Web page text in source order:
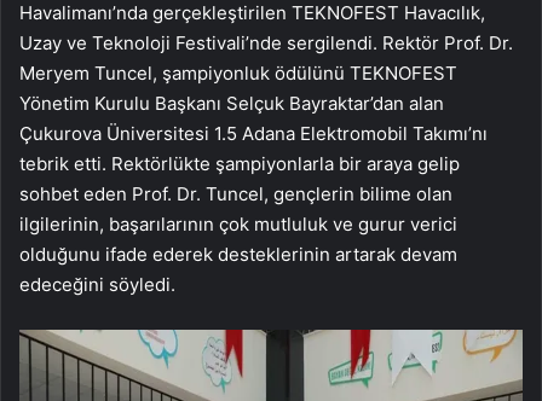
Havalimanı’nda gerçekleştirilen TEKNOFEST Havacılık,
Uzay ve Teknoloji Festivali’nde sergilendi. Rektör Prof. Dr.
Meryem Tuncel, şampiyonluk ödülünü TEKNOFEST
Yönetim Kurulu Başkanı Selçuk Bayraktar’dan alan
Çukurova Üniversitesi 1.5 Adana Elektromobil Takımı’nı
tebrik etti. Rektörlükte şampiyonlarla bir araya gelip
sohbet eden Prof. Dr. Tuncel, gençlerin bilime olan
ilgilerinin, başarılarının çok mutluluk ve gurur verici
olduğunu ifade ederek desteklerinin artarak devam
edeceğini söyledi.